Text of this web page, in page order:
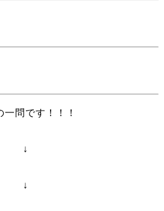
一問です！！！
↓
↓